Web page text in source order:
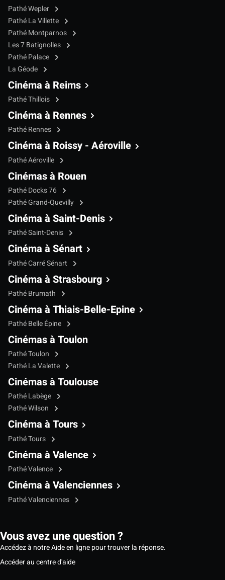
Pathé Wepler
Pathé La Villette
Pathé Montparnos
Les 7 Batignolles
Pathé Palace
La Géode
Cinéma à Reims
Pathé Thillois
Cinéma à Rennes
Pathé Rennes
Cinéma à Roissy - Aéroville
Pathé Aéroville
Cinémas à Rouen
Pathé Docks 76
Pathé Grand-Quevilly
Cinéma à Saint-Denis
Pathé Saint-Denis
Cinéma à Sénart
Pathé Carré Sénart
Cinéma à Strasbourg
Pathé Brumath
Cinéma à Thiais-Belle-Epine
Pathé Belle Épine
Cinémas à Toulon
Pathé Toulon
Pathé La Valette
Cinémas à Toulouse
Pathé Labège
Pathé Wilson
Cinéma à Tours
Pathé Tours
Cinéma à Valence
Pathé Valence
Cinéma à Valenciennes
Pathé Valenciennes
Vous avez une question ?
Accédez à notre Aide en ligne pour trouver la réponse.
Accéder au centre d'aide